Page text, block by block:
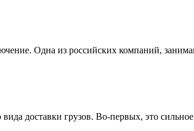
Одна из российских компаний,
доставки грузов. Во-первых, это